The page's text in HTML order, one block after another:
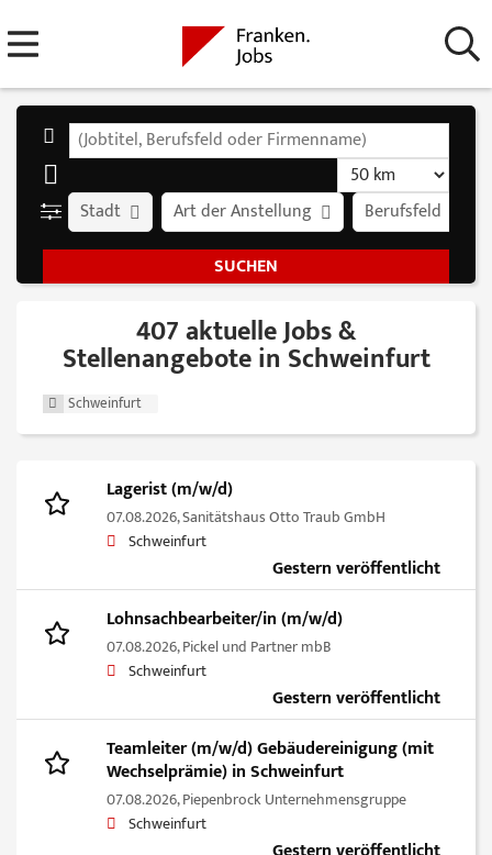
Stadt Art der Anstellung Berufsfeld
407 aktuelle Jobs &
Stellenangebote in Schweinfurt
Schweinfurt
Lagerist (m/w/d)
07.08.2026,Sanitätshaus Otto Traub GmbH
Schweinfurt
Gestern veröffentlicht
Lohnsachbearbeiter/in (m/w/d)
07.08.2026,Pickel und Partner mbB
Schweinfurt
Gestern veröffentlicht
Teamleiter (m/w/d) Gebäudereinigung (mit
Wechselprämie) in Schweinfurt
07.08.2026,Piepenbrock Unternehmensgruppe
Schweinfurt